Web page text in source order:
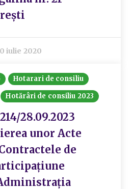
iulie 2020
Hotarari de consiliu
Hotărâri de consiliu 2023
28.09.2023
unor Acte
de